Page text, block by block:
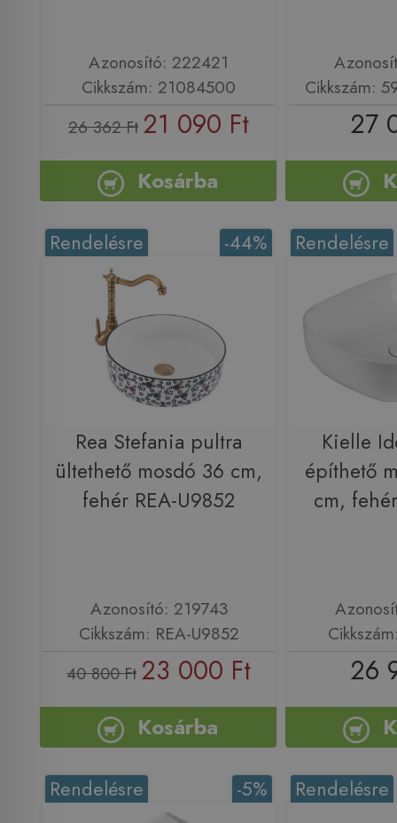
Azonosító: 222421
Cikkszám: 21084500
26 362 Ft 21 090 Ft
Kosárba
Cikkszám:
27
-44%
Rendelésre
Rea Stefania pultra
ültethető mosdó 36 cm,
fehér REA-U9852
Azonosító: 219743
Cikkszám: REA-U9852
40 800 Ft 23 000 Ft
Kosárba
Rendelésre
Kielle
építhető
cm,
26
-5%
Rendelésre Rendelésre